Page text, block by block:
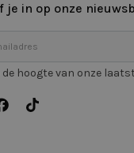
je in op onze
de hoogte van onze